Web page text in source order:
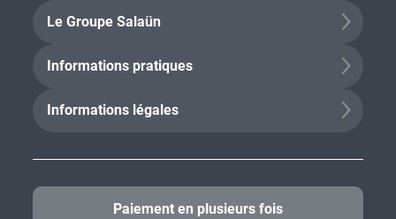
Le Groupe Salaün
Informations pratiques
Informations légales
Paiement en plusieurs fois